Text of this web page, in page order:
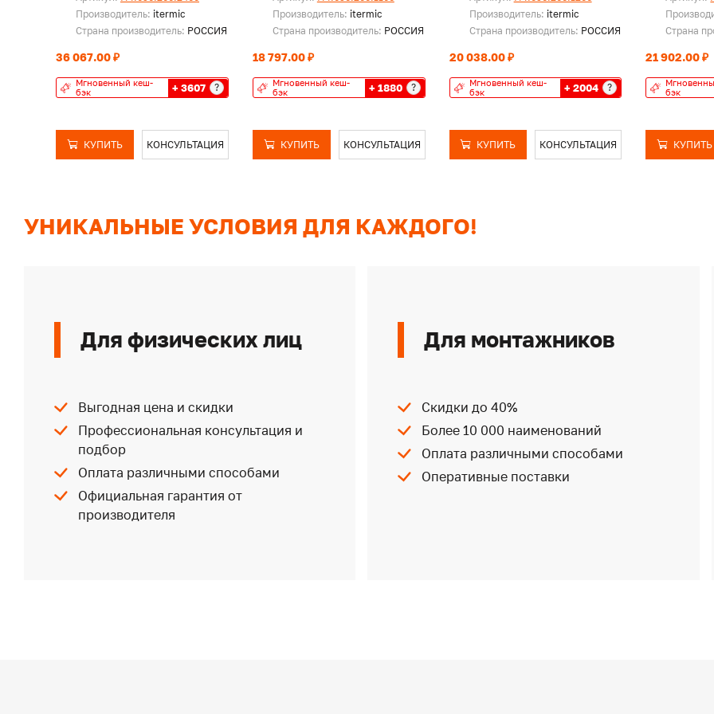
Производитель: itermic
Страна производитель: РОССИЯ
36 067.00 ₽
Мгновенный кеш-
бэк
+ 3607 ?
КУПИТЬ КОНСУЛЬТАЦИЯ
Производитель: itermic
Страна производитель: РОССИЯ
18 797.00 ₽
Мгновенный кеш-
бэк
+ 1880 ?
КУПИТЬ КОНСУЛЬТАЦИЯ
Производитель: itermic
Страна производитель: РОССИЯ
20 038.00 ₽
Мгновенный кеш-
бэк
+ 2004 ?
КУПИТЬ КОНСУЛЬТАЦИЯ
Страна
21 902.00 ₽
бэк
КУПИТЬ
УНИКАЛЬНЫЕ УСЛОВИЯ ДЛЯ КАЖДОГО!
Для физических лиц
Выгодная цена и скидки
Профессиональная консультация и
подбор
Оплата различными способами
Официальная гарантия от
производителя
Для монтажников
Скидки до 40%
Более 10 000 наименований
Оплата различными способами
Оперативные поставки